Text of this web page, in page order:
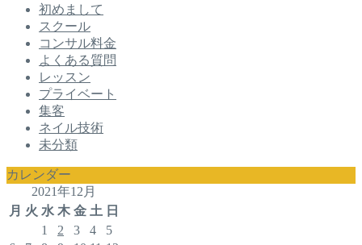
初めまして
スクール
コンサル料金
よくある質問
レッスン
プライベート
集客
ネイル技術
未分類
カレンダー
2021年12月
月 火 水 木 金 土 日
1
2 3 4
5